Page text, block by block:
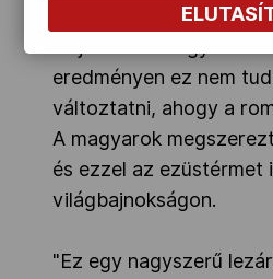
hazaiak. Az utolsó két
eredményen ez nem
változtatni, ahogy a
A magyarok
és ezzel az ezüstérmet
világbajnokságon.
"Ez egy nagyszerű